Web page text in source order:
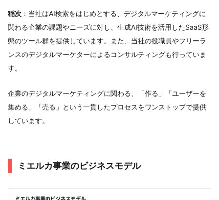
稲次 ：当社はAI検索をはじめとする、デジタルマーケティングに
関わる企業の課題やニーズに対し、生成AI技術を活用したSaaS形
態のツール群を提供しています。また、当社の役職員やフリーラ
ンスのデジタルマーケターによるコンサルティングも行っていま
す。
企業のデジタルマーケティングに関わる、「作る」「ユーザーを
集める」「売る」という一貫したプロセスをワンストップで提供
しています。
ミエルカ事業のビジネスモデル